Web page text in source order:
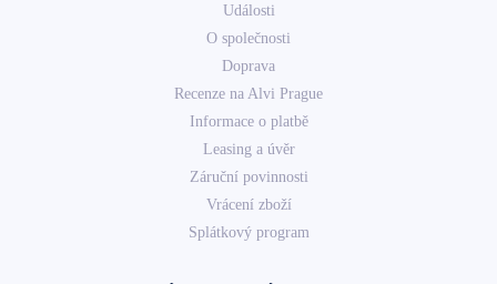
Události
O společnosti
Doprava
Recenze na Alvi Prague
Informace o platbě
Leasing a úvěr
Záruční povinnosti
Vrácení zboží
Splátkový program